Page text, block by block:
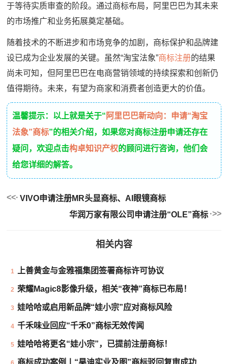
于等待实质审查的阶段。通过商标布局，阿里巴巴为其未来
的市场推广和业务拓展奠定基础。
随着技术的不断进步和市场竞争的加剧，商标保护和品牌建
设已成为企业发展的关键。虽然“淘宝法象”商标注册的结果
尚未可知，但阿里巴巴在电商营销领域的持续探索和创新仍
值得期待。未来，有望为商家和消费者创造更大的价值。
温馨提示：以上就是关于“ 阿里巴巴新动向：申请“淘宝
法象”商标”的相关介绍，如果您对商标注册申请还存在
疑问，欢迎点击构卓知识产权的顾问进行咨询，他们会
给您详细的解答。
VIVO申请注册MR头显商标、AI眼镜商标
华润万家有限公司申请注册“OLE”商标
相关内容
1 上善黄金与金雅福集团签署商标许可协议
2 荣耀Magic8影像升级，相关“夜神”商标已布局！
3 娃哈哈或启用新品牌“娃小宗”应对商标风险
4 千禾味业回应“千禾0”商标无效传闻
5 娃哈哈将更名“娃小宗”，已提前注册商标！
商标成功案例丨“昊迪实业及图”商标驳回复审成功